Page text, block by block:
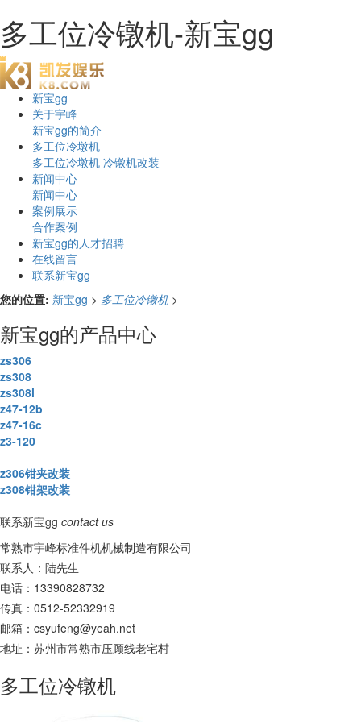
多工位冷镦机-新宝gg
新宝gg
关于宇峰
新宝gg的简介
多工位冷墩机
多工位冷墩机 冷镦机改装
新闻中心
新闻中心
案例展示
合作案例
新宝gg的人才招聘
在线留言
联系新宝gg
您的位置: 新宝gg > 多工位冷镦机 >
新宝gg的产品中心
zs306
zs308
zs308l
z47-12b
z47-16c
z3-120
z306钳夹改装
z308钳架改装
联系新宝gg contact us
常熟市宇峰标准件机机械制造有限公司
联系人：陆先生
电话：13390828732
传真：0512-52332919
邮箱： csyufeng@yeah.net
地址：苏州市常熟市压顾线老宅村
多工位冷镦机